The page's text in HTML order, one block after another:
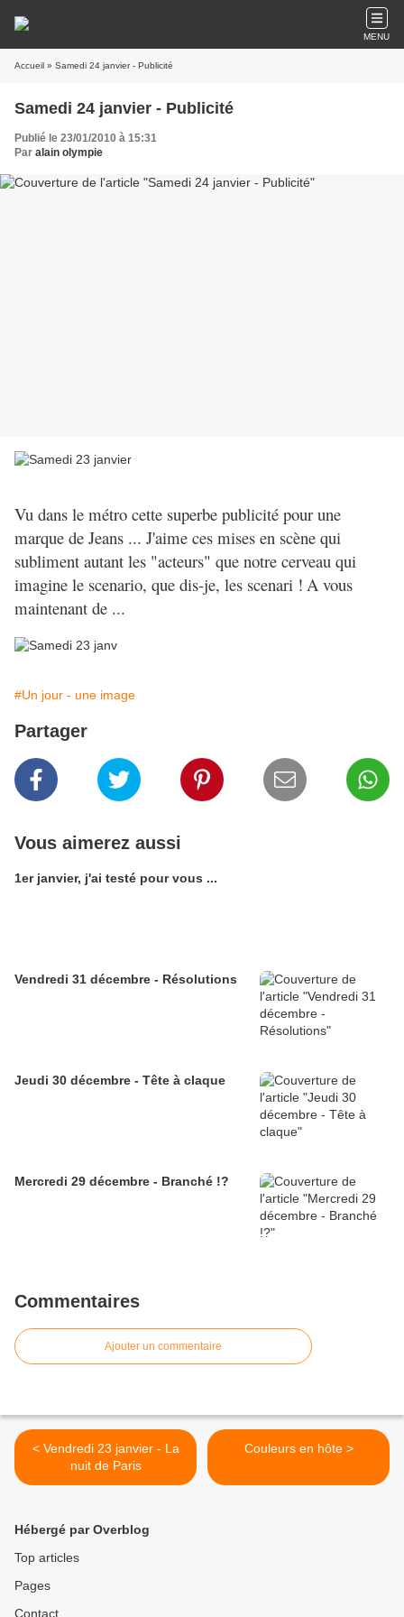
MENU
Accueil » Samedi 24 janvier - Publicité
Samedi 24 janvier - Publicité
Publié le 23/01/2010 à 15:31
Par alain olympie
Vu dans le métro cette superbe publicité pour une
marque de Jeans ... J'aime ces mises en scène qui
subliment autant les "acteurs" que notre cerveau qui
imagine le scenario, que dis-je, les scenari ! A vous
maintenant de ...
#Un jour - une image
Partager
Vous aimerez aussi
1er janvier, j'ai testé pour vous ...
Vendredi 31 décembre - Résolutions
Jeudi 30 décembre - Tête à claque
Mercredi 29 décembre - Branché !?
Commentaires
Ajouter un commentaire
< Vendredi 23 janvier - La
nuit de Paris
Couleurs en hôte >
Hébergé par Overblog
Top articles
Pages
Contact